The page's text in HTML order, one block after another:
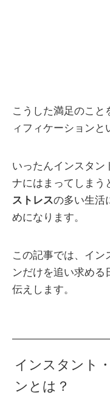
こうした満足のこと
ィフィケーションと
いったんインスタン
ナにはまってしまう
ストレスの多い生活
めになります。
この記事では、イン
ンだけを追い求める
伝えします。
インスタント
ンとは？